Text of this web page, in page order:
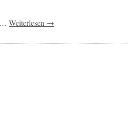
Weiterlesen →